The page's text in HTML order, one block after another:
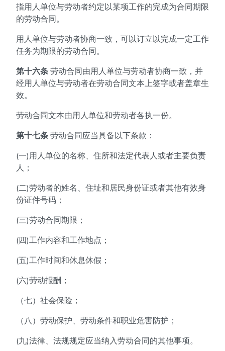
指用人单位与劳动者约定以某项工作的完成为合同期限
的劳动合同。
用人单位与劳动者协商一致，可以订立以完成一定工作
任务为期限的劳动合同。
第十六条 劳动合同由用人单位与劳动者协商一致，并
经用人单位与劳动者在劳动合同文本上签字或者盖章生
效。
劳动合同文本由用人单位和劳动者各执一份。
第十七条 劳动合同应当具备以下条款：
(一)用人单位的名称、住所和法定代表人或者主要负责
人；
(二)劳动者的姓名、住址和居民身份证或者其他有效身
份证件号码；
(三)劳动合同期限；
(四)工作内容和工作地点；
(五)工作时间和休息休假；
(六)劳动报酬；
（七）社会保险；
（八）劳动保护、劳动条件和职业危害防护；
(九)法律、法规规定应当纳入劳动合同的其他事项。